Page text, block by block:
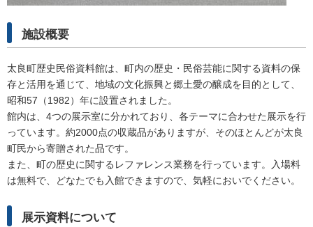
施設概要
太良町歴史民俗資料館は、町内の歴史・民俗芸能に関する資料の保
存と活用を通じて、地域の文化振興と郷土愛の醸成を目的として、
昭和57（1982）年に設置されました。
館内は、4つの展示室に分かれており、各テーマに合わせた展示を行
っています。約2000点の収蔵品がありますが、そのほとんどが太良
町民から寄贈された品です。
また、町の歴史に関するレファレンス業務を行っています。入場料
は無料で、どなたでも入館できますので、気軽においでください。
展示資料について